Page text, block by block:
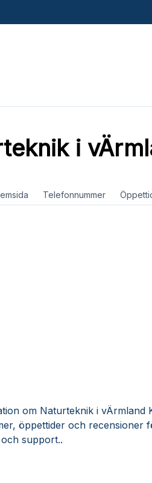
i
Telefonnummer
om Naturteknik i vÄrmland
öppettider och recensioner
support..